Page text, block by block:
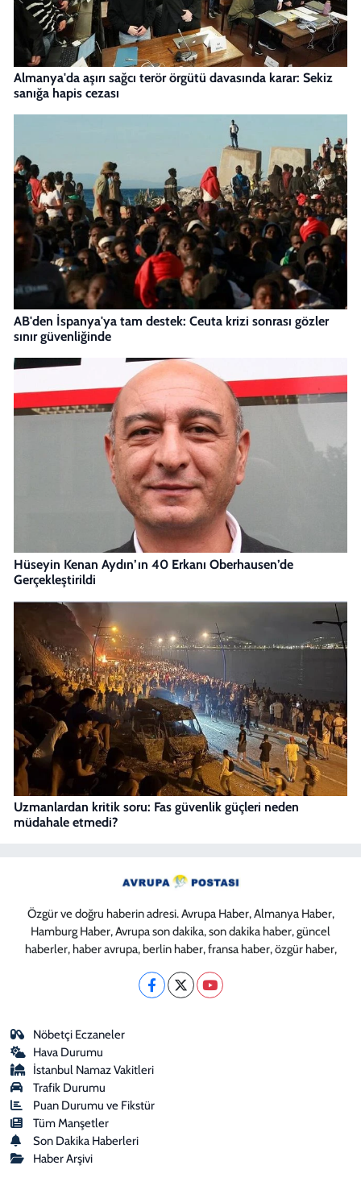
Almanya'da aşırı sağcı terör örgütü davasında karar: Sekiz
sanığa hapis cezası
AB'den İspanya'ya tam destek: Ceuta krizi sonrası gözler
sınır güvenliğinde
Hüseyin Kenan Aydın’ın 40 Erkanı Oberhausen’de
Gerçekleştirildi
Uzmanlardan kritik soru: Fas güvenlik güçleri neden
müdahale etmedi?
Özgür ve doğru haberin adresi. Avrupa Haber, Almanya Haber,
Hamburg Haber, Avrupa son dakika, son dakika haber, güncel
haberler, haber avrupa, berlin haber, fransa haber, özgür haber,
Nöbetçi Eczaneler
Hava Durumu
İstanbul Namaz Vakitleri
Trafik Durumu
Puan Durumu ve Fikstür
Tüm Manşetler
Son Dakika Haberleri
Haber Arşivi